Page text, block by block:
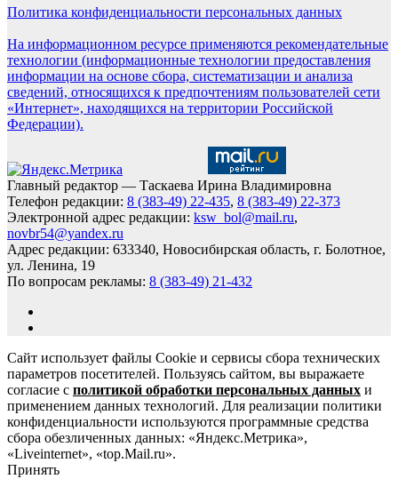
Политика конфиденциальности персональных данных
На информационном ресурсе применяются рекомендательные
технологии (информационные технологии предоставления
информации на основе сбора, систематизации и анализа
сведений, относящихся к предпочтениям пользователей сети
«Интернет», находящихся на территории Российской
Федерации).
Главный редактор — Таскаева Ирина Владимировна
Телефон редакции: 8 (383-49) 22-435, 8 (383-49) 22-373
Электронной адрес редакции: ksw_bol@mail.ru,
novbr54@yandex.ru
Адрес редакции: 633340, Новосибирская область, г. Болотное,
ул. Ленина, 19
По вопросам рекламы: 8 (383-49) 21-432
Сайт использует файлы Cookie и сервисы сбора технических
параметров посетителей. Пользуясь сайтом, вы выражаете
согласие с политикой обработки персональных данных и
применением данных технологий. Для реализации политики
конфиденциальности используются программные средства
сбора обезличенных данных: «Яндекс.Метрика»,
«Liveinternet», «top.Mail.ru».
Принять